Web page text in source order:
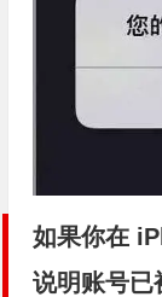
如果你在
说明账号已